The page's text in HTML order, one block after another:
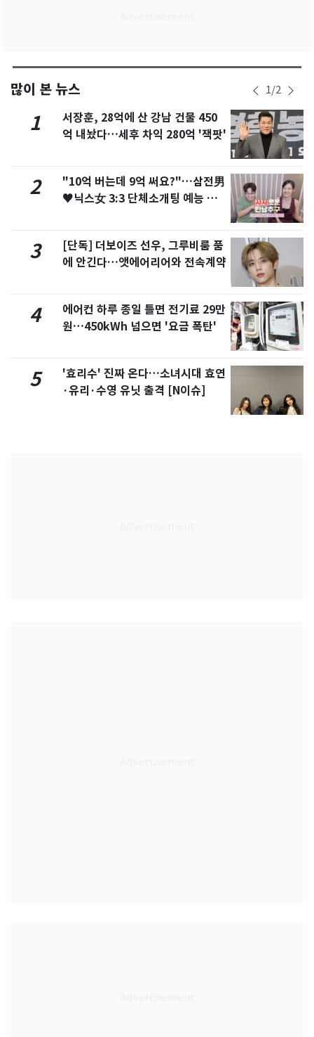
많이 본 뉴스 1/2
1
서장훈, 28억에 산 강남 건물 450
억 내놨다…세후 차익 280억 '잭팟'
2
"10억 버는데 9억 써요?"…삼전男
♥닉스女 3:3 단체소개팅 예능 화
3
[단독] 더보이즈 선우, 그루비룸 품
에 안긴다…앳에어리어와 전속계약
4
에어컨 하루 종일 틀면 전기료 29만
원…450kWh 넘으면 '요금 폭탄'
5
'효리수' 진짜 온다…소녀시대 효연
·유리·수영 유닛 출격 [N이슈]